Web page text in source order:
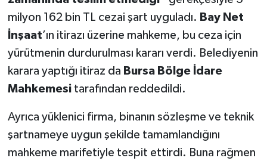
milyon 162 bin TL cezai şart uyguladı. Bay Net
İnşaat’ın itirazı üzerine mahkeme, bu ceza için
yürütmenin durdurulması kararı verdi. Belediyenin
karara yaptığı itiraz da Bursa Bölge İdare
Mahkemesitarafından reddedildi.
Ayrıca yüklenici firma, binanın sözleşme ve teknik
şartnameye uygun şekilde tamamlandığını
mahkeme marifetiyle tespit ettirdi. Buna rağmen